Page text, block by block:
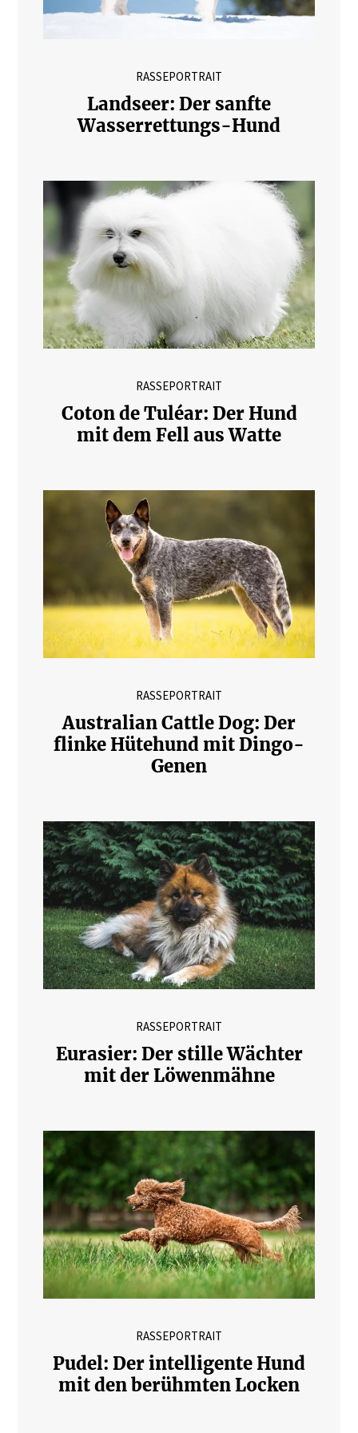
RASSEPORTRAIT
Landseer: Der sanfte
Wasserrettungs-Hund
RASSEPORTRAIT
Coton de Tuléar: Der Hund
mit dem Fell aus Watte
RASSEPORTRAIT
Australian Cattle Dog: Der
flinke Hütehund mit Dingo-
Genen
RASSEPORTRAIT
Eurasier: Der stille Wächter
mit der Löwenmähne
RASSEPORTRAIT
Pudel: Der intelligente Hund
mit den berühmten Locken